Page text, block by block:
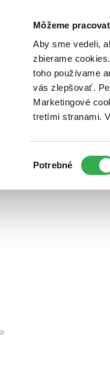
Môžeme
Aby sme vedeli,
zbierame
toho používame
vás zlepšovať.
Marketingové
tretími stranami.
súhlasu
Potrebné
Poukážky